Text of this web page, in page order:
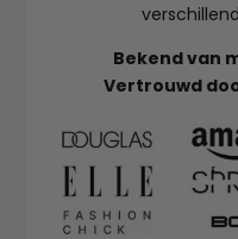
Bekend van
Vertrouwd